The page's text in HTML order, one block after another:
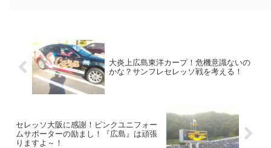
大炎上広島東洋カープ！危機意識ないの
かな？サンフレセレッソ戦を考える！
セレッソ大阪に感謝！ピンクユニフォー
ムサポーターの励まし！『広島』は頑張
りますよ～！